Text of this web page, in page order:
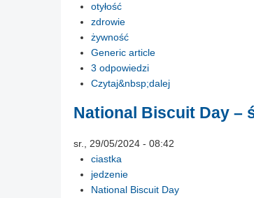
otyłość
zdrowie
żywność
Generic article
3 odpowiedzi
Czytaj&nbsp;dalej
National Biscuit Day –
sr., 29/05/2024 - 08:42
ciastka
jedzenie
National Biscuit Day